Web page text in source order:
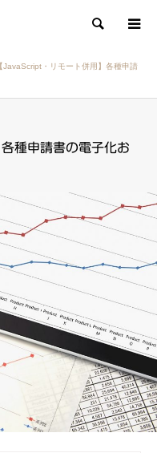
検索
【JavaScript・リモート併用】各種申請
種申請書の電子化お